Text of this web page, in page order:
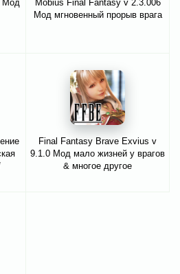
Мод
Mobius Final Fantasy v 2.3.006
Мод мгновенный прорыв врага
Final Fantasy Brave Exvius v
9.1.0 Мод мало жизней у врагов
& многое другое